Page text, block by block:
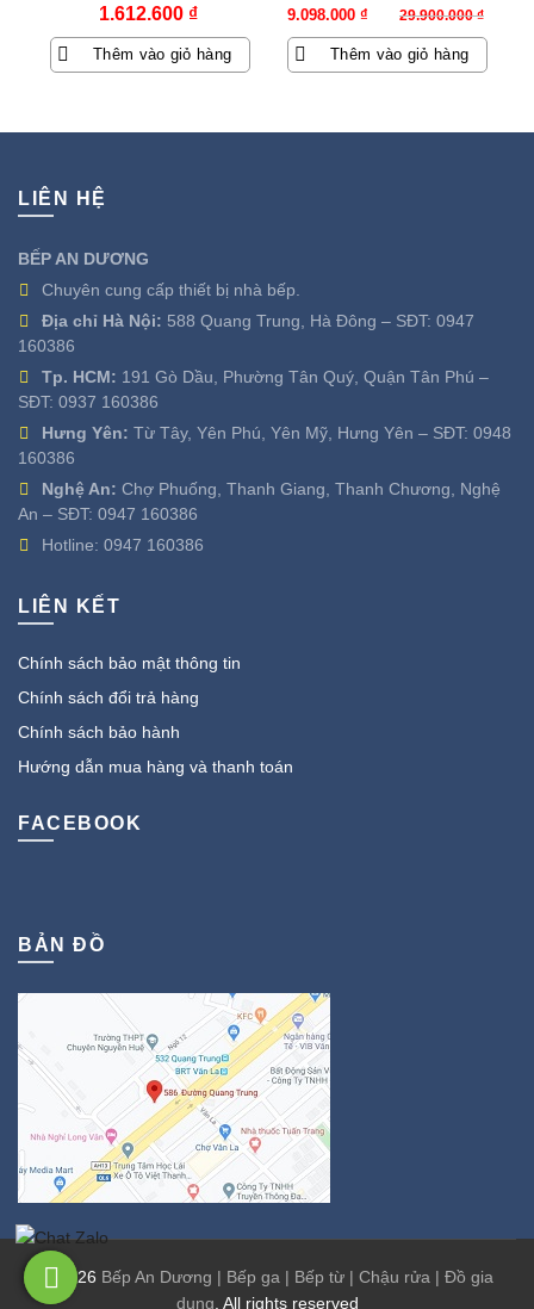
1.612.600 ₫
Thêm vào giỏ hàng
29.900.000₫
Giá
gốc
là:
9.098.000 ₫
Giá
hiện
tại
Thêm vào giỏ hàng
LIÊN HỆ
BẾP AN DƯƠNG
Chuyên cung cấp thiết bị nhà bếp.
Địa chỉ Hà Nội: 588 Quang Trung, Hà Đông – SĐT: 0947
160386
Tp. HCM: 191 Gò Dầu, Phường Tân Quý, Quận Tân Phú –
SĐT: 0937 160386
Hưng Yên: Từ Tây, Yên Phú, Yên Mỹ, Hưng Yên – SĐT: 0948
160386
Nghệ An: Chợ Phuống, Thanh Giang, Thanh Chương, Nghệ
An – SĐT: 0947 160386
Hotline: 0947 160386
LIÊN KẾT
Chính sách bảo mật thông tin
Chính sách đổi trả hàng
Chính sách bảo hành
Hướng dẫn mua hàng và thanh toán
FACEBOOK
BẢN ĐỒ
© 2026 Bếp An Dương | Bếp ga | Bếp từ | Chậu rửa | Đồ gia
dụng . All rights reserved